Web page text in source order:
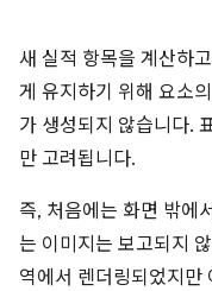
새 실적 항목을 계산하
게 유지하기 위해 요소
가 생성되지 않습니다.
만 고려됩니다.
즉, 처음에는 화면 밖에
는 이미지는 보고되지
역에서 렌더링되었지만